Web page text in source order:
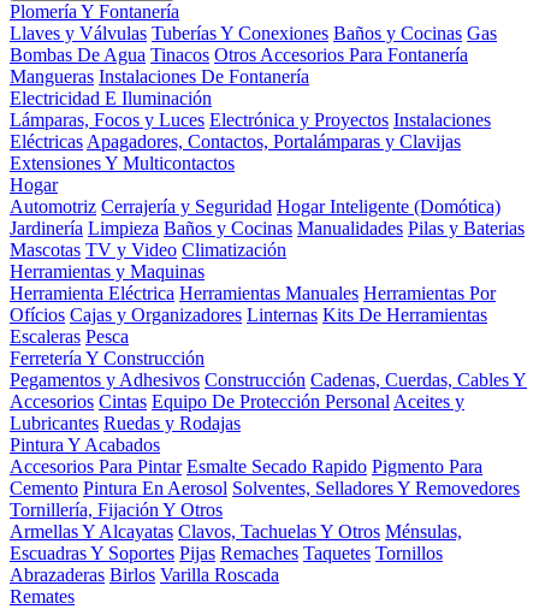
Plomería Y Fontanería
Llaves y Válvulas Tuberías Y Conexiones Baños y Cocinas Gas
Bombas De Agua Tinacos Otros Accesorios Para Fontanería
Mangueras Instalaciones De Fontanería
Electricidad E Iluminación
Lámparas, Focos y Luces Electrónica y Proyectos Instalaciones
Eléctricas Apagadores, Contactos, Portalámparas y Clavijas
Extensiones Y Multicontactos
Hogar
Automotriz Cerrajería y Seguridad Hogar Inteligente (Domótica)
Jardinería Limpieza Baños y Cocinas Manualidades Pilas y Baterias
Mascotas TV y Video Climatización
Herramientas y Maquinas
Herramienta Eléctrica Herramientas Manuales Herramientas Por
Ofícios Cajas y Organizadores Linternas Kits De Herramientas
Escaleras Pesca
Ferretería Y Construcción
Pegamentos y Adhesivos Construcción Cadenas, Cuerdas, Cables Y
Accesorios Cintas Equipo De Protección Personal Aceites y
Lubricantes Ruedas y Rodajas
Pintura Y Acabados
Accesorios Para Pintar Esmalte Secado Rapido Pigmento Para
Cemento Pintura En Aerosol Solventes, Selladores Y Removedores
Tornillería, Fijación Y Otros
Armellas Y Alcayatas Clavos, Tachuelas Y Otros Ménsulas,
Escuadras Y Soportes Pijas Remaches Taquetes Tornillos
Abrazaderas Birlos Varilla Roscada
Remates